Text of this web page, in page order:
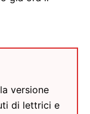
versione
di lettrici e